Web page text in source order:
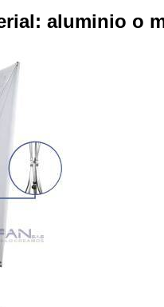
aluminio o